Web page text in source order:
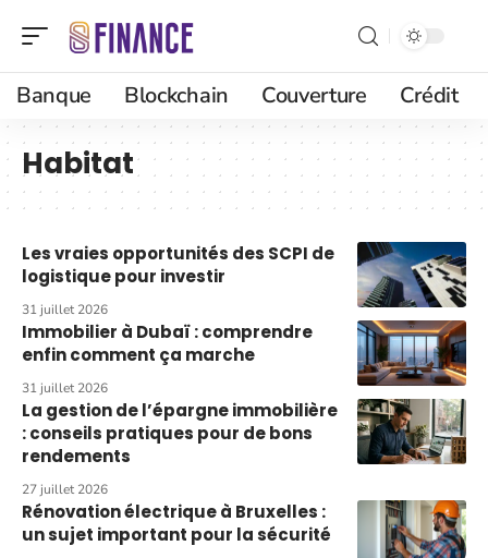
Banque Blockchain Couverture Crédit
Habitat
Les vraies opportunités des SCPI de
logistique pour investir
31 juillet 2026
Immobilier à Dubaï : comprendre
enfin comment ça marche
31 juillet 2026
La gestion de l’épargne immobilière
: conseils pratiques pour de bons
rendements
27 juillet 2026
Rénovation électrique à Bruxelles :
un sujet important pour la sécurité